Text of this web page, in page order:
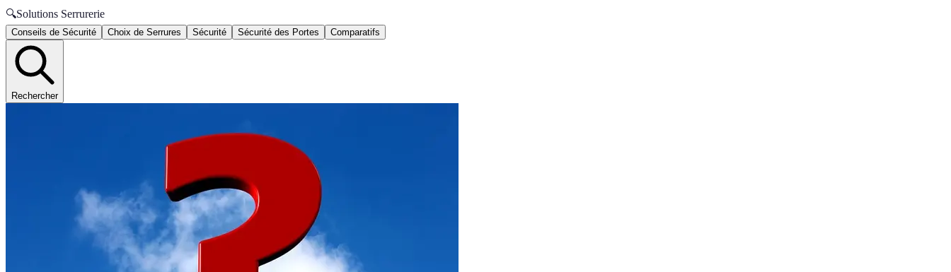
🔍Solutions Serrurerie
Conseils de Sécurité Choix de Serrures Sécurité Sécurité des Portes Comparatifs
Rechercher